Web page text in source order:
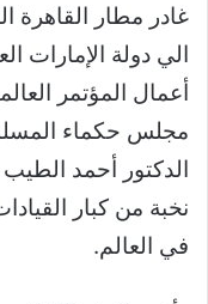
غادر مطار القاهرة
الي دولة الإمارات
أعمال المؤتمر
مجلس حكماء
الدكتور أحمد
نخبة من كبار
في العالم.